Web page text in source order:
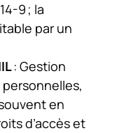
9 ; la
par un
: Gestion
en
d’accès et